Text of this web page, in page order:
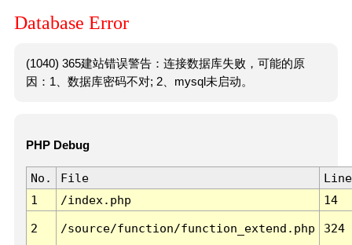
Database Error
(1040) 365建站错误警告：连接数据库失败，可能的原
因：1、数据库密码不对; 2、mysql未启动。
PHP Debug
No. File
Line
1
/index.php 14
2 /source/function/function_extend.php 324